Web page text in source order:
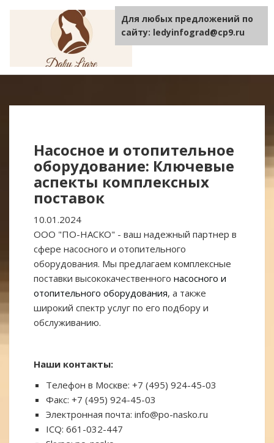
TOGGLE
Насосное и отопительное
оборудование: Ключевые
аспекты комплексных
поставок
10.01.2024
ООО "ПО-НАСКО" - ваш надежный партнер в
сфере насосного и отопительного
оборудования. Мы предлагаем комплексные
поставки высококачественного насосного и
отопительного оборудования, а также
широкий спектр услуг по его подбору и
обслуживанию.
Наши контакты:
Телефон в Москве: +7 (495) 924-45-03
Факс: +7 (495) 924-45-03
Электронная почта: info@po-nasko.ru
ICQ: 661-032-447
Для любых предложений по
сайту: ledyinfograd@cp9.ru